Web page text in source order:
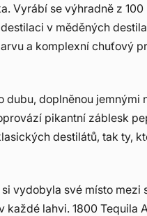
Vyrábí se výhradně z 100
v měděných
a komplexní chuťový
doplněnou jemnými
pikantní záblesk
destilátů, tak ty,
vydobyla své místo mezi
lahvi. 1800 Tequila